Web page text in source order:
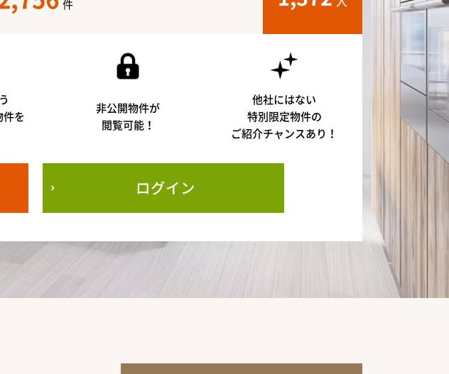
件
件を
非公開物件が
閲覧可能！
他社にはない
特別限定物件の
ご紹介チャンスあり！
ログイン